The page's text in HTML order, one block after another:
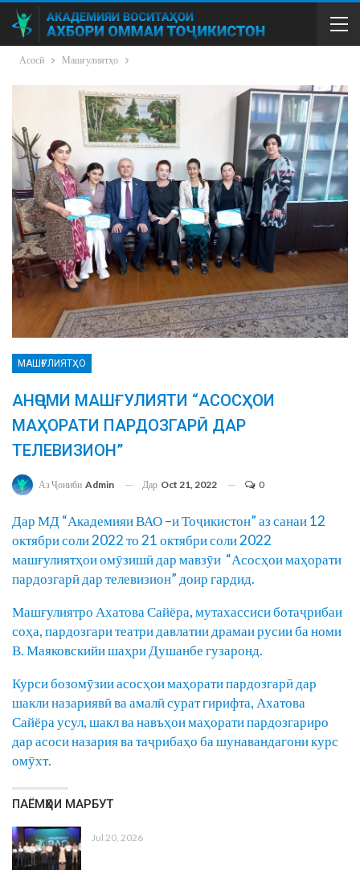
Асосӣ Машғулиятҳо
МАШҒУЛИЯТҲО
АНҶОМИ МАШҒУЛИЯТИ “АСОСҲОИ
МАҲОРАТИ ПАРДОЗГАРӢ ДАР
ТЕЛЕВИЗИОН”
Аз Ҷониби Admin Дар Oct 21, 2022 0
Дар МД “Академияи ВАО –и Тоҷикистон” аз санаи 12
октябри соли 2022 то 21 октябри соли 2022
машғулиятҳои омӯзишӣ дар мавзӯи “Асосҳои маҳорати
пардозгарӣ дар телевизион” доир гардид.
Машғулиятро Ахатова Сайёра, мутахассиси ботаҷрибаи
соҳа, пардозгари театри давлатии драмаи русии ба номи
В. Маяковскийи шаҳри Душанбе гузаронд.
Курси бозомӯзии асосҳои маҳорати пардозгарӣ дар
шакли назариявӣ ва амалӣ сурат гирифта, Ахатова
Сайёра усул, шакл ва навъҳои маҳорати пардозгариро
дар асоси назария ва таҷрибаҳо ба шунавандагони курс
омӯхт.
ПАЁМҲОИ МАРБУТ
Jul 20, 2026